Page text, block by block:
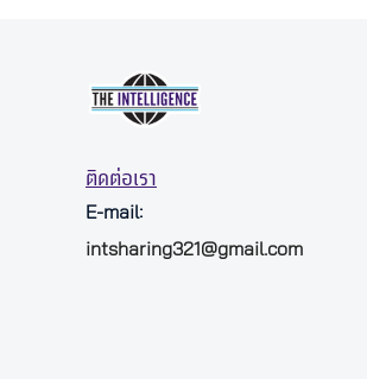
ติดต่อเรา
E-mail:
intsharing321@gmail.com